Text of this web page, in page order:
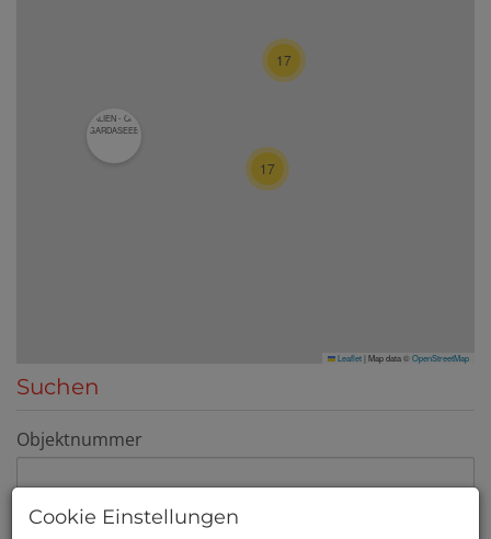
17
17
Leaflet| Map data ©OpenStreetMap
Suchen
Objektnummer
Vermarktungsart
Cookie Einstellungen